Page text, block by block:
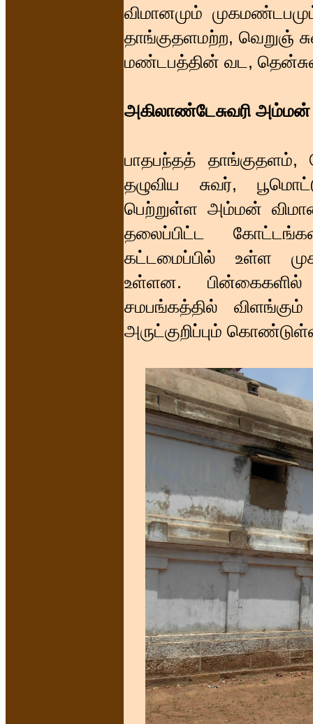
விமானமும்
தாங்குதளமற்ற, வெறுஞ்
மண்டபத்தின் வட,
அகிலாண்டேசுவரி
பாதபந்தத்
தழுவிய சுவர்,
பெற்றுள்ள அம்மன்
தலைப்பிட்ட
கட்டமைப்பில் உள்ள
உள்ளன.
சமபங்கத்தில்
அருட்குறிப்பும்